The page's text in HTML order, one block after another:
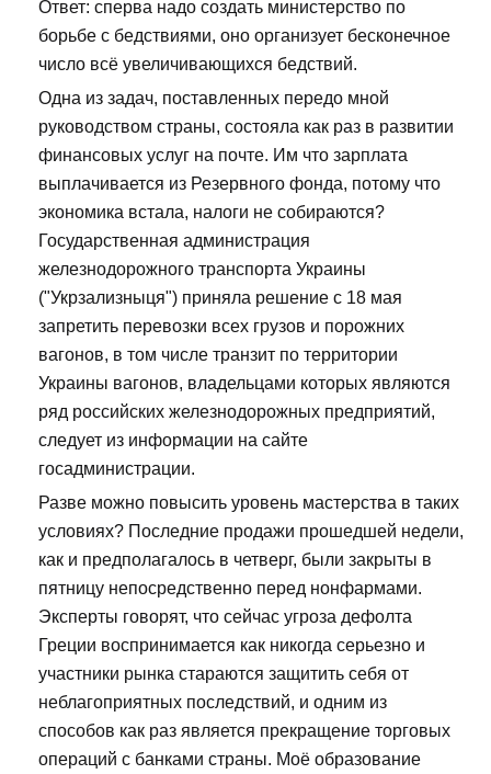
Ответ: сперва надо создать министерство по
борьбе с бедствиями, оно организует бесконечное
число всё увеличивающихся бедствий.
Одна из задач, поставленных передо мной
руководством страны, состояла как раз в развитии
финансовых услуг на почте. Им что зарплата
выплачивается из Резервного фонда, потому что
экономика встала, налоги не собираются?
Государственная администрация
железнодорожного транспорта Украины
("Укрзализныця") приняла решение с 18 мая
запретить перевозки всех грузов и порожних
вагонов, в том числе транзит по территории
Украины вагонов, владельцами которых являются
ряд российских железнодорожных предприятий,
следует из информации на сайте
госадминистрации.
Разве можно повысить уровень мастерства в таких
условиях? Последние продажи прошедшей недели,
как и предполагалось в четверг, были закрыты в
пятницу непосредственно перед нонфармами.
Эксперты говорят, что сейчас угроза дефолта
Греции воспринимается как никогда серьезно и
участники рынка стараются защитить себя от
неблагоприятных последствий, и одним из
способов как раз является прекращение торговых
операций с банками страны. Моё образование